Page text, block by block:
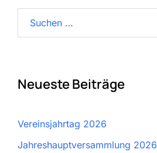
nach:
Neueste Beiträge
Vereinsjahrtag 2026
Jahreshauptversammlung 2026